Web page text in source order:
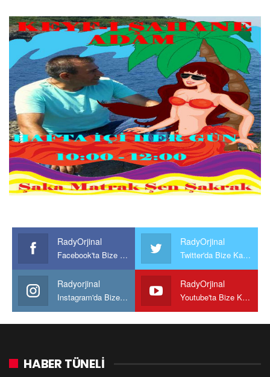
RadyOrjinal
Facebook'ta Bize Katılın
RadyOrjinal
Twitter'da Bize Katılın
Radyorjinal
Instagram'da Bize katılın
RadyOrjinal
Youtube'ta Bize Katılın
HABER TÜNELİ